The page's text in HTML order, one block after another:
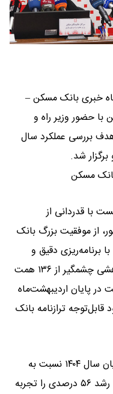
خبری بانک مسکن –
حضور وزیر راه و
بررسی عملکرد سال
شد.
بانک مسکن
با قدردانی از
از موفقیت بزرگ بانک
برنامه‌ریزی دقیق و
تلاش همکاران، رقم ناترازی بانک با کاهشی چشمگیر از ۱۳۶ همت
آذرماه سال گذشته، به ۴۵ همت در پایان اردیبهشت‌ماه
ترازنامه بانک
وی افزود: حجم منابع مالی بانک در پایان سال ۱۴۰۴ نسبت به
سال قبل از آن، با ۱۷۰.۵ همت افزایش، رشد ۵۶ درصدی را تجربه